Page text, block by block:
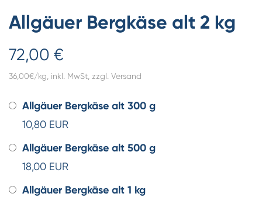
Allgäuer Bergkäse alt 2 kg
72,00 €
36,00€/kg, inkl. MwSt, zzgl. Versand
Allgäuer Bergkäse alt 300 g
10,80 EUR
Allgäuer Bergkäse alt 500 g
18,00 EUR
Allgäuer Bergkäse alt 1 kg